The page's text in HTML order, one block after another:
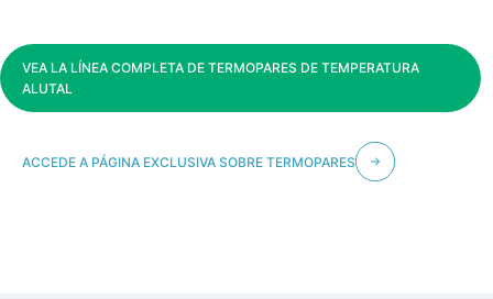
VEA LA LÍNEA COMPLETA DE TERMOPARES DE TEMPERATURA
ALUTAL
ACCEDE A PÁGINA EXCLUSIVA SOBRE TERMOPARES